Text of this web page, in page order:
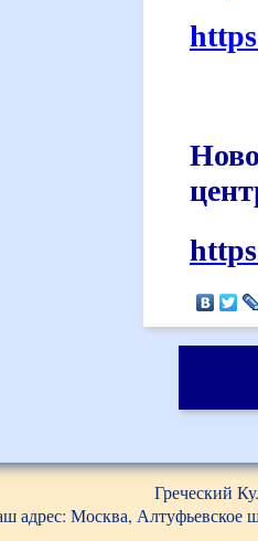
Греческий
адрес: Москва, Алтуфьевское